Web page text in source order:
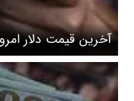
ثابت ماند